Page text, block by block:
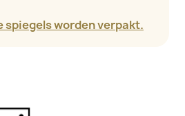
spiegels worden verpakt.